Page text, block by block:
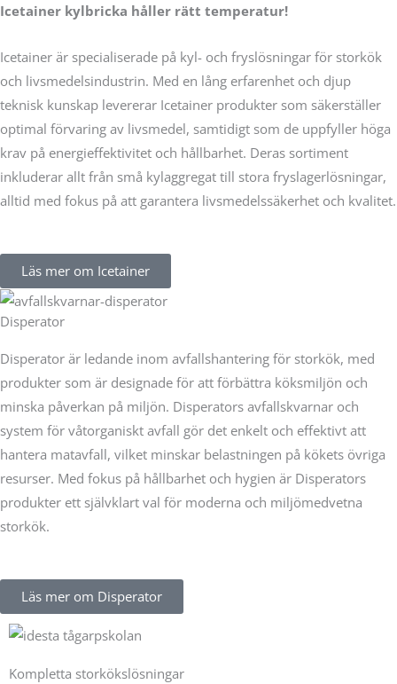
Icetainer kylbricka håller rätt temperatur!
Icetainer är specialiserade på kyl- och fryslösningar för storkök
och livsmedelsindustrin. Med en lång erfarenhet och djup
teknisk kunskap levererar Icetainer produkter som säkerställer
optimal förvaring av livsmedel, samtidigt som de uppfyller höga
krav på energieffektivitet och hållbarhet. Deras sortiment
inkluderar allt från små kylaggregat till stora fryslagerlösningar,
alltid med fokus på att garantera livsmedelssäkerhet och kvalitet.
Läs mer om Icetainer
Disperator
Disperator är ledande inom avfallshantering för storkök, med
produkter som är designade för att förbättra köksmiljön och
minska påverkan på miljön. Disperators avfallskvarnar och
system för våtorganiskt avfall gör det enkelt och effektivt att
hantera matavfall, vilket minskar belastningen på kökets övriga
resurser. Med fokus på hållbarhet och hygien är Disperators
produkter ett självklart val för moderna och miljömedvetna
storkök.
Läs mer om Disperator
Kompletta storkökslösningar